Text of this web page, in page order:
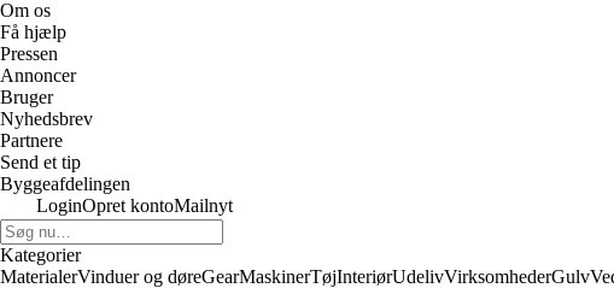
Om os
Få hjælp
Pressen
Annoncer
Bruger
Nyhedsbrev
Partnere
Send et tip
Byggeafdelingen
LoginOpret kontoMailnyt
Kategorier
MaterialerVinduer og døreGearMaskinerTøjInteriørUdelivVirksomhederGulv